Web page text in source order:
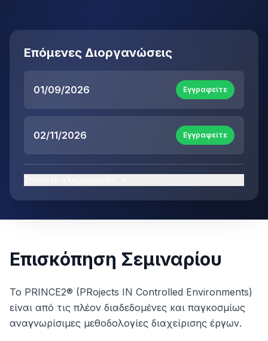
Επόμενες Διοργανώσεις
01/09/2026 Εγγραφείτε
02/11/2026 Εγγραφείτε
Επισκόπηση Σεμιναρίου
Το PRINCE2® (PRojects IN Controlled Environments)
είναι από τις πλέον διαδεδομένες και παγκοσμίως
αναγνωρίσιμες μεθοδολογίες διαχείρισης έργων.